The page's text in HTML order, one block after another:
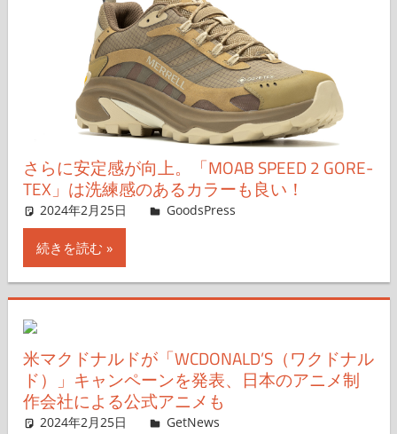
さらに安定感が向上。「MOAB SPEED 2 GORE-
TEX」は洗練感のあるカラーも良い！
2024年2月25日 ＆GP
GoodsPress
続きを読む
米マクドナルドが「WCDONALD’S（ワクドナル
ド）」キャンペーンを発表、日本のアニメ制
作会社による公式アニメも
2024年2月25日 GetNews